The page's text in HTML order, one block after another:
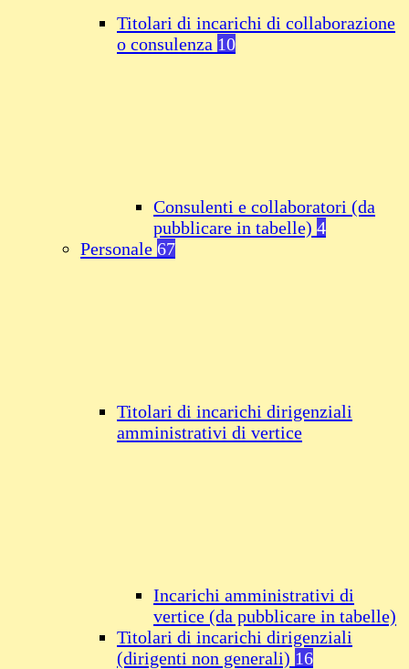
Titolari di incarichi di collaborazione
o consulenza 10
Consulenti e collaboratori (da
pubblicare in tabelle) 4
Personale 67
Titolari di incarichi dirigenziali
amministrativi di vertice
Incarichi amministrativi di
vertice (da pubblicare in tabelle)
Titolari di incarichi dirigenziali
(dirigenti non generali) 16